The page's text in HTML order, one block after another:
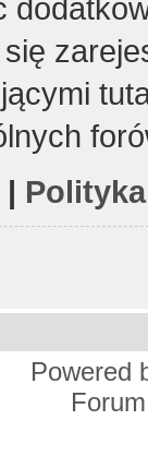
|
Powered